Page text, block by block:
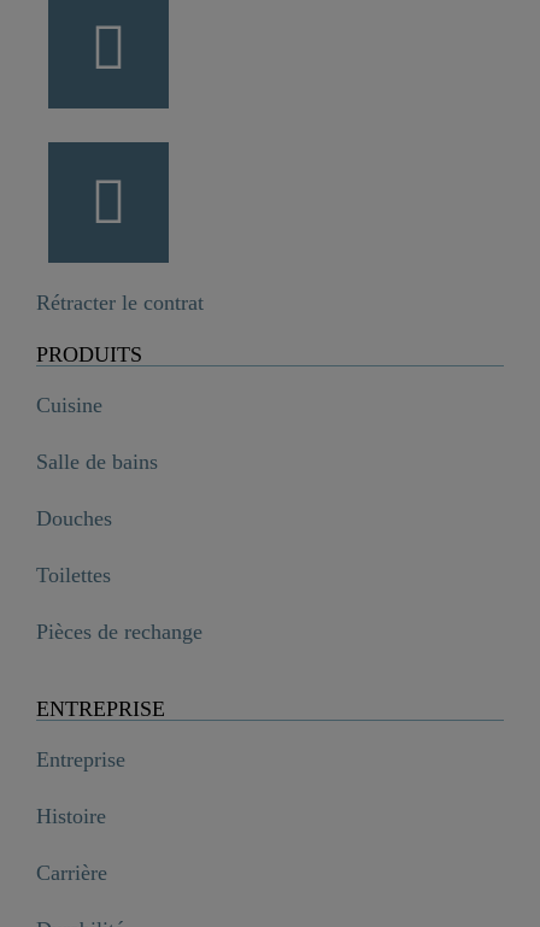
Rétracter le contrat
PRODUITS
Cuisine
Salle de bains
Douches
Toilettes
Pièces de rechange
ENTREPRISE
Entreprise
Histoire
Carrière